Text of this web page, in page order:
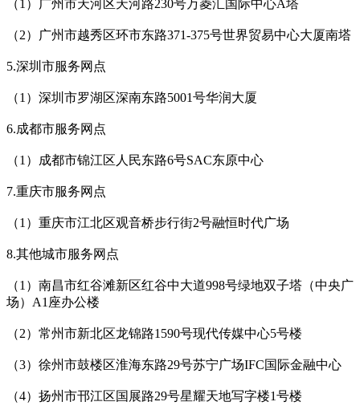
（1）广州市天河区天河路230号万菱汇国际中心A塔
（2）广州市越秀区环市东路371-375号世界贸易中心大厦南塔
5.深圳市服务网点
（1）深圳市罗湖区深南东路5001号华润大厦
6.成都市服务网点
（1）成都市锦江区人民东路6号SAC东原中心
7.重庆市服务网点
（1）重庆市江北区观音桥步行街2号融恒时代广场
8.其他城市服务网点
（1）南昌市红谷滩新区红谷中大道998号绿地双子塔（中央广
场）A1座办公楼
（2）常州市新北区龙锦路1590号现代传媒中心5号楼
（3）徐州市鼓楼区淮海东路29号苏宁广场IFC国际金融中心
（4）扬州市邗江区国展路29号星耀天地写字楼1号楼